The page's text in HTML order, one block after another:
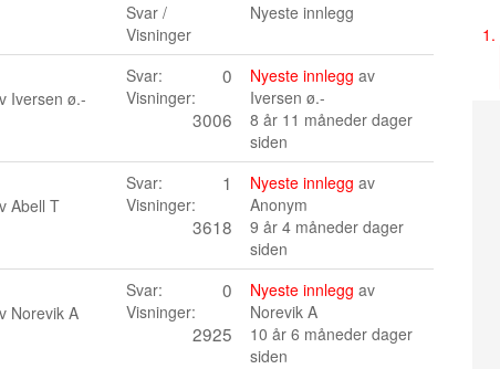
Svar /
Visninger
Nyeste innlegg
Iversen ø.-
Svar: 0
Visninger:
3006
Nyeste innlegg av
Iversen ø.-
8 år 11 måneder dager
siden
Abell T
Svar: 1
Visninger:
3618
Nyeste innlegg av
Anonym
9 år 4 måneder dager
siden
Norevik A
Svar: 0
Visninger:
2925
Nyeste innlegg av
Norevik A
10 år 6 måneder dager
siden